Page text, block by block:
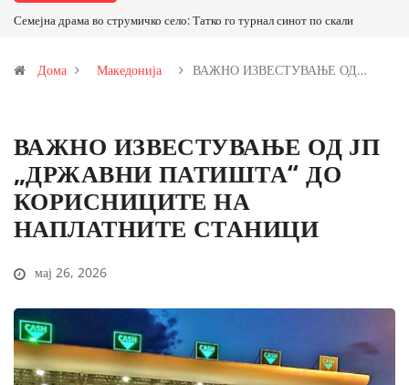
турнал синот по скалиТРАМП НАРЕДИ ВОЈСКАТА ДА КОРИСТИ
бакарот од Иловица и со антимонот?
Дома Македонија ВАЖНО ИЗВЕСТУВАЊЕ ОД…
ВАЖНО ИЗВЕСТУВАЊЕ ОД ЈП
„ДРЖАВНИ ПАТИШТА“ ДО
КОРИСНИЦИТЕ НА
НАПЛАТНИТЕ СТАНИЦИ
мај 26, 2026